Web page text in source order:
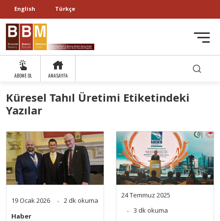
English Türkçe
ABONE OL ANASAYFA
Küresel Tahıl Üretimi Etiketindeki
Yazılar
19 Ocak 2026
2 dk okuma
Haber
24 Temmuz 2025
3 dk okuma